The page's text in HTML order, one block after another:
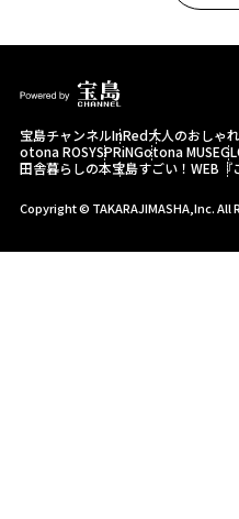
宝島チャンネルInRed大人のおしゃ
otona ROSYSPRiNGotona MUSE
田舎暮らしの本宝島すごい！WEB
Copyright © TAKARAJIMASHA,Inc. All